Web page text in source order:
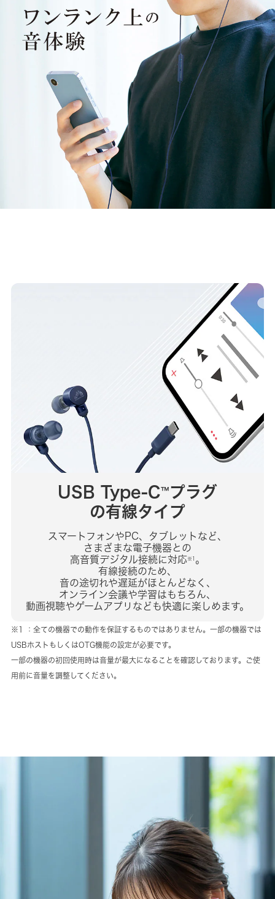
USB Type-C™プラグ
の有線タイプ
スマートフォンやPC、タブレットなど、
さまざまな電子機器との
高音質デジタル接続に対応※1 。
有線接続のため、
音の途切れや遅延がほとんどなく、
オンライン会議や学習はもちろん、
動画視聴やゲームアプリなども快適に楽しめます。
※1 ：全ての機器での動作を保証するものではありません。一部の機器では
USBホストもしくはOTG機能の設定が必要です。
一部の機器の初回使用時は音量が最大になることを確認しております。ご使
用前に音量を調整してください。